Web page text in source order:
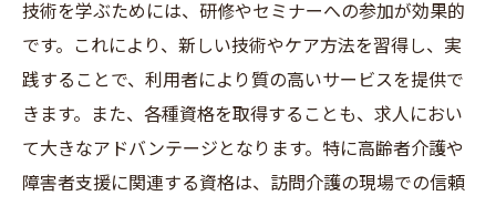
技術を学ぶためには、研修やセミナーへの参加が効果的
です。これにより、新しい技術やケア方法を習得し、実
践することで、利用者により質の高いサービスを提供で
きます。また、各種資格を取得することも、求人におい
て大きなアドバンテージとなります。特に高齢者介護や
障害者支援に関連する資格は、訪問介護の現場での信頼